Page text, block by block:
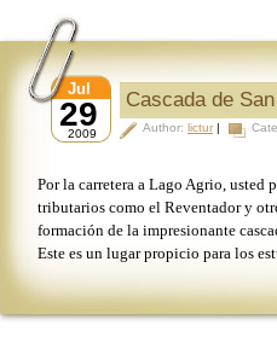
29
Jul
2009
Cascada de
Author: lictur |
Por la carretera a Lago Agrio, usted
tributarios como el Reventador y
formación de la impresionante
Este es un lugar propicio para los